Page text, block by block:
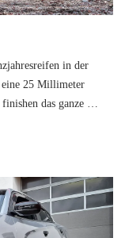
in der
eine 25 Millimeter
finishen das ganze …